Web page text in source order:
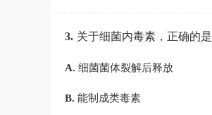
3. 关于细菌内毒素，正确的是
A. 细菌菌体裂解后释放
B. 能制成类毒素